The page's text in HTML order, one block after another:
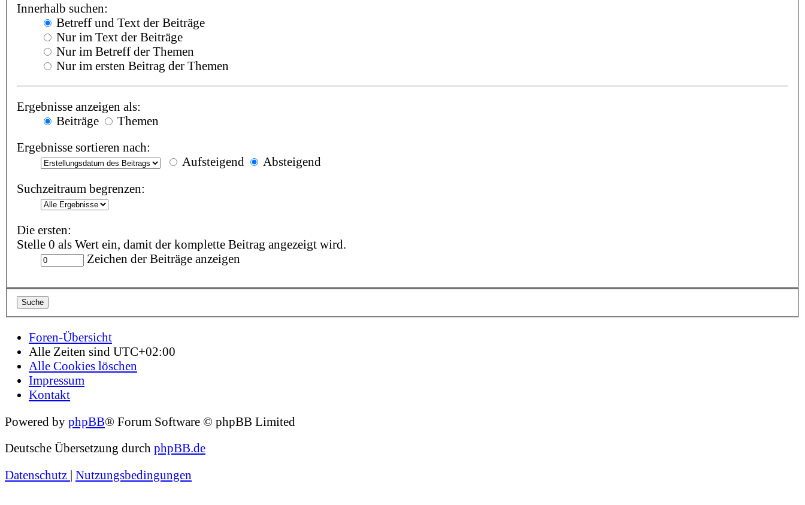
Innerhalb suchen:
Betreff und Text der Beiträge
Nur im Text der Beiträge
Nur im Betreff der Themen
Nur im ersten Beitrag der Themen
Ergebnisse anzeigen als:
Beiträge
Themen
Ergebnisse sortieren nach:
Aufsteigend
Absteigend
Suchzeitraum begrenzen:
Die ersten:
Stelle 0 als Wert ein, damit der komplette Beitrag angezeigt wird.
Zeichen der Beiträge anzeigen
Foren-Übersicht
Alle Zeiten sind UTC+02:00
Alle Cookies löschen
Impressum
Kontakt
Powered by phpBB® Forum Software © phpBB Limited
Deutsche Übersetzung durch phpBB.de
Datenschutz | Nutzungsbedingungen